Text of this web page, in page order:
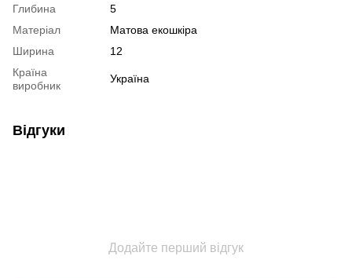
Глибина
5
Матеріал
Матова екошкіра
Ширина
12
Країна
виробник
Україна
Відгуки
Додайте перший відгук